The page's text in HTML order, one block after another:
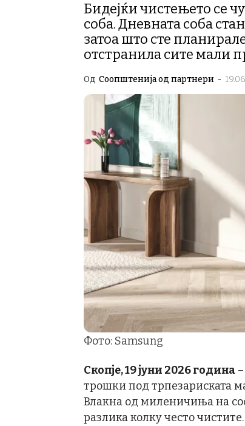
Бидејќи чистењето се
соба. Дневната соба
затоа што сте
отстранила сите мали
Од Соопштенија од партнери -
Фото: Samsung
Скопје, 19 јуни 2026 година
трошки под трпезариската
Влакна од миленичиња на
разлика колку често